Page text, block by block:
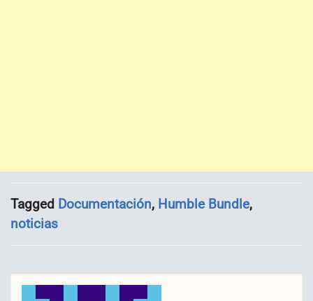
Tagged Documentación, Humble Bundle,
noticias